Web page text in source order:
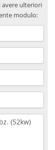
avere ulteriori
modulo: